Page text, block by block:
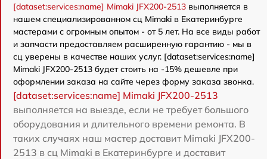
[dataset:services:name] Mimaki JFX200-2513 выполняется в
нашем специализированном сц Mimaki в Екатеринбурге
мастерами с огромным опытом - от 5 лет. На все виды работ
и запчасти предоставляем расширенную гарантию - мы в
сц уверены в качестве наших услуг. [dataset:services:name]
Mimaki JFX200-2513 будет стоить на -15% дешевле при
оформлении заказа на сайте через форму заказа звонка.
[dataset:services:name] Mimaki JFX200-2513
выполняется на выезде, если не требует большого
оборудования и длительного времени ремонта. В
таких случаях наш мастер доставит Mimaki JFX200-
2513 в сц Mimaki в Екатеринбурге и доставит